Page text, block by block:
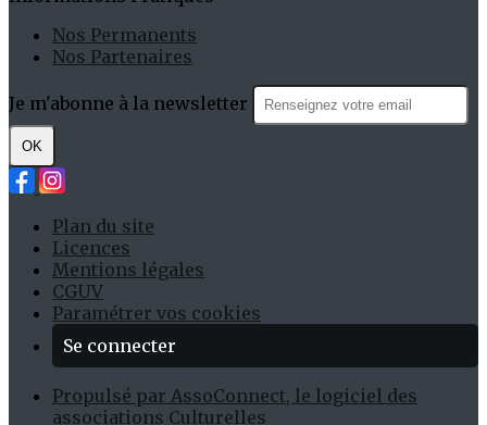
Nos Permanents
Nos Partenaires
Je m'abonne à la newsletter
OK
Plan du site
Licences
Mentions légales
CGUV
Paramétrer vos cookies
Se connecter
Propulsé par AssoConnect, le logiciel des
associations Culturelles